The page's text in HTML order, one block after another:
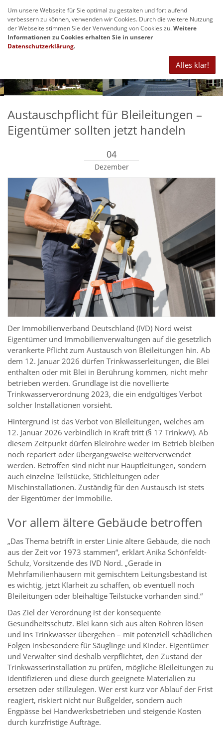
Austauschpflicht für Bleileitungen –
Eigentümer sollten jetzt handeln
04
Dezember
Der Immobilienverband Deutschland (IVD) Nord weist
Eigentümer und Immobilienverwaltungen auf die gesetzlich
verankerte Pflicht zum Austausch von Bleileitungen hin. Ab
dem 12. Januar 2026 dürfen Trinkwasserleitungen, die Blei
enthalten oder mit Blei in Berührung kommen, nicht mehr
betrieben werden. Grundlage ist die novellierte
Trinkwasserverordnung 2023, die ein endgültiges Verbot
solcher Installationen vorsieht.
Hintergrund ist das Verbot von Bleileitungen, welches am
12. Januar 2026 verbindlich in Kraft tritt (§ 17 TrinkwV). Ab
diesem Zeitpunkt dürfen Bleirohre weder im Betrieb bleiben
noch repariert oder übergangsweise weiterverwendet
werden. Betroffen sind nicht nur Hauptleitungen, sondern
auch einzelne Teilstücke, Stichleitungen oder
Mischinstallationen. Zuständig für den Austausch ist stets
der Eigentümer der Immobilie.
Vor allem ältere Gebäude betroffen
„Das Thema betrifft in erster Linie ältere Gebäude, die noch
aus der Zeit vor 1973 stammen“, erklärt Anika Schönfeldt-
Schulz, Vorsitzende des IVD Nord. „Gerade in
Mehrfamilienhäusern mit gemischtem Leitungsbestand ist
es wichtig, jetzt Klarheit zu schaffen, ob eventuell noch
Bleileitungen oder bleihaltige Teilstücke vorhanden sind.“
Das Ziel der Verordnung ist der konsequente
Gesundheitsschutz. Blei kann sich aus alten Rohren lösen
und ins Trinkwasser übergehen – mit potenziell schädlichen
Folgen insbesondere für Säuglinge und Kinder. Eigentümer
und Verwalter sind deshalb verpflichtet, den Zustand der
Trinkwasserinstallation zu prüfen, mögliche Bleileitungen zu
identifizieren und diese durch geeignete Materialien zu
ersetzen oder stillzulegen. Wer erst kurz vor Ablauf der Frist
reagiert, riskiert nicht nur Bußgelder, sondern auch
Engpässe bei Handwerksbetrieben und steigende Kosten
durch kurzfristige Aufträge.
Um unsere Webseite für Sie optimal zu gestalten und fortlaufend
verbessern zu können, verwenden wir Cookies. Durch die weitere Nutzung
der Webseite stimmen Sie der Verwendung von Cookies zu.Weitere
Informationen zu Cookies erhalten Sie in unserer
Datenschutzerklärung.
Alles klar!